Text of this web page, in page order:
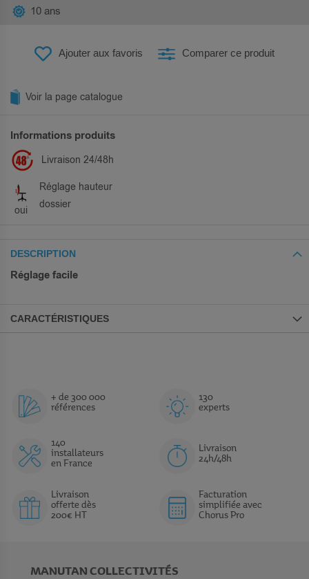
Ajouter aux favoris Comparer ce produit
10 ans
Voir la page catalogue
Informations produits
Livraison 24/48h
oui
Réglage hauteur
dossier
DESCRIPTION
Réglage facile
CARACTÉRISTIQUES
+ de 300 000
références
130
experts
140
installateurs
en France
Livraison
24h/48h
Livraison
offerte dès
200€ HT
Facturation
simplifiée avec
Chorus Pro
MANUTAN COLLECTIVITÉS